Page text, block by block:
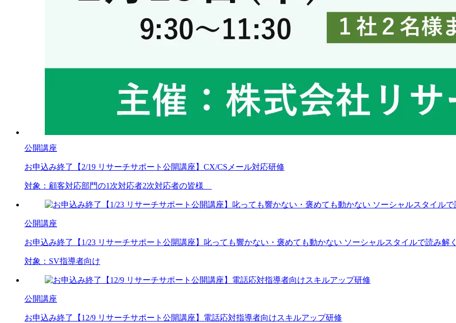
公開講座
お申込み終了 【2/19 リサーチサポート公開講座】CX/CSメール対応研修
対象： 顧客対応部門の1次対応者2次対応者の皆様
公開講座
お申込み終了 【1/23 リサーチサポート公開講座】叱っても響かない・褒めても動かない ソーシャルスタイルで読み解
対象： SV指導者向け
公開講座
お申込み終了 【12/9 リサーチサポート公開講座】電話応対指導者向けスキルアップ研修